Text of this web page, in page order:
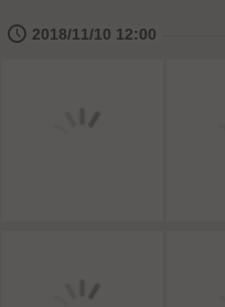
🕔 2018/11/10 12:00